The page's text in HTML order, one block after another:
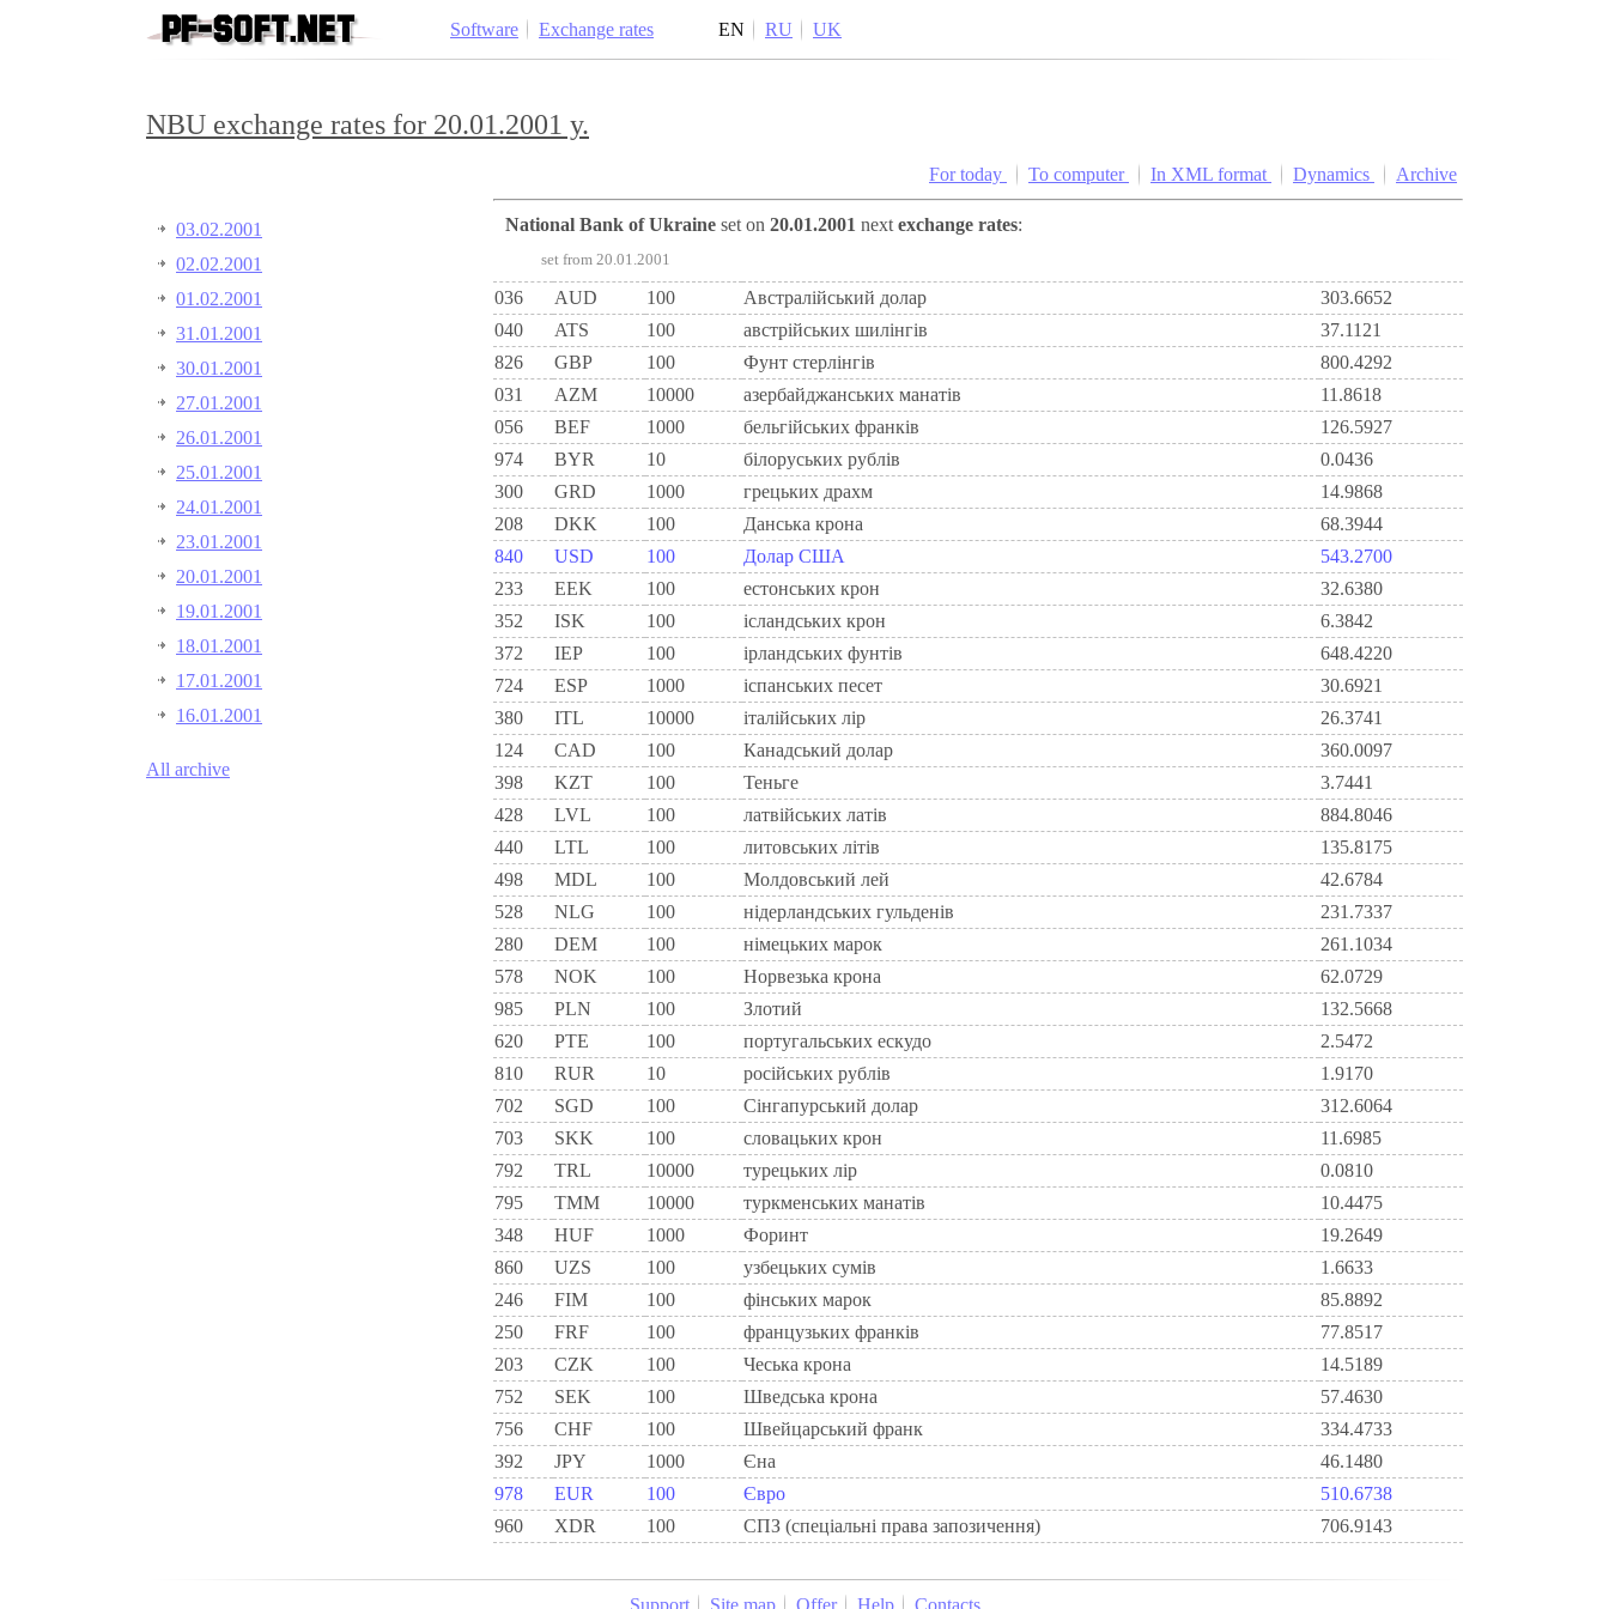
Software Exchange rates EN RU UK
NBU exchange rates for 20.01.2001 y.
03.02.2001
02.02.2001
01.02.2001
31.01.2001
30.01.2001
27.01.2001
26.01.2001
25.01.2001
24.01.2001
23.01.2001
20.01.2001
19.01.2001
18.01.2001
17.01.2001
16.01.2001
All archive
For today To computer In XML format Dynamics Archive
National Bank of Ukraine set on 20.01.2001 next exchange rates:
set from 20.01.2001
036 AUD 100 Австралійський долар
303.6652
040
ATS 100 австрiйських шилiнгiв
37.1121
826
GBP 100 Фунт стерлінгів
800.4292
031
AZM 10000 азербайджанських манатів
11.8618
056
BEF 1000 бельгiйських франкiв
126.5927
974
BYR 10 білоруських рублів
0.0436
300
GRD 1000 грецьких драхм
14.9868
208
DKK 100 Данська крона
68.3944
840
USD 100 Долар США
543.2700
233
EEK 100 естонських крон
32.6380
352
ISK 100 ісландських крон
6.3842
372
IEP 100 iрландських фунтiв
648.4220
724
ESP 1000 iспанських песет
30.6921
380
ITL 10000 iталiйських лiр
26.3741
124
CAD 100 Канадський долар
360.0097
398
KZT 100 Теньге
3.7441
428
LVL 100 латвійських латів
884.8046
440
LTL 100 литовських літів
135.8175
498
MDL 100 Молдовський лей
42.6784
528
NLG 100 нiдерландських гульденiв
231.7337
280
DEM 100 нiмецьких марок
261.1034
578
NOK 100 Норвезька крона
62.0729
985
PLN 100 Злотий
132.5668
620
PTE 100 португальських ескудо
2.5472
810
RUR 10 росiйських рублiв
1.9170
702
SGD 100 Сінгапурський долар
312.6064
703
SKK 100 словацьких крон
11.6985
792
TRL 10000 турецьких лір
0.0810
795
TMM 10000 туркменських манатів
10.4475
348
HUF 1000 Форинт
19.2649
860
UZS 100 узбецьких сумів
1.6633
246
FIM 100 фiнських марок
85.8892
250
FRF 100 французьких франкiв
77.8517
203
CZK 100 Чеська крона
14.5189
752
SEK 100 Шведська крона
57.4630
756
CHF 100 Швейцарський франк
334.4733
392
JPY 1000 Єна
46.1480
978
EUR 100 Євро
510.6738
960
XDR 100 СПЗ (спеціальні права запозичення) 706.9143